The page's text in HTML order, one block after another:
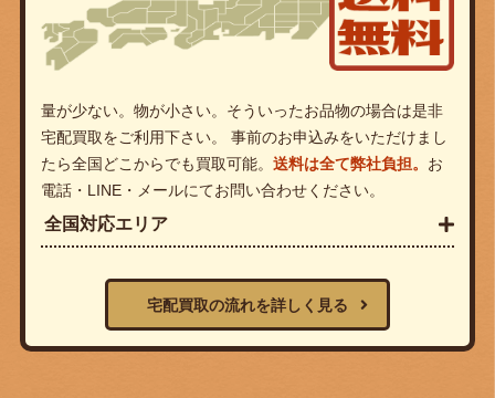
量が少ない。物が小さい。そういったお品物の場合は是非
宅配買取をご利用下さい。 事前のお申込みをいただけまし
たら全国どこからでも買取可能。 送料は全て弊社負担。 お
電話・LINE・メールにてお問い合わせください。
全国対応エリア
宅配買取の流れを詳しく見る